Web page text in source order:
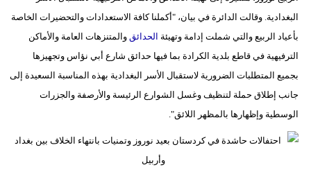
البغدادية. وقالت الدائرة في بيان، "أكملنا كافة الاستعدادات والتحضيرات الخاصة
بأعياد الربيع والتي شملت إدامة وتهيئة الحدائقوالمتنزهات العامة والأماكن
الترفيهية في قاطع بلدية الكرادة بما فيها حدائق شارع أبي نؤاس وتجهيزها
بجميع المتطلبات الضرورية لاستقبال الأسر البغدادية بهذه المناسبة السعيدة إلى
جانب إطلاق حملة لتنظيف وغسل الشوارع الرئيسة والأرصفة والجزرات
الوسطية وإظهارها بالمظهر اللائق".